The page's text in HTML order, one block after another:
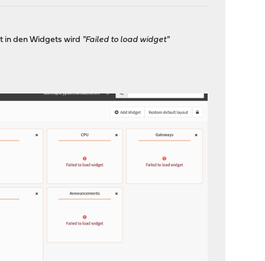
in den Widgets wird "Failed to load widget"